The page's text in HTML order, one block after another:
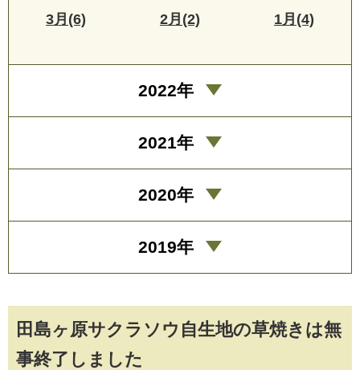
田島ヶ原サクラソウ自生地の草焼きは無
事終了しました
3月(6) 2月(2) 1月(4)
2022年
2021年
2020年
2019年